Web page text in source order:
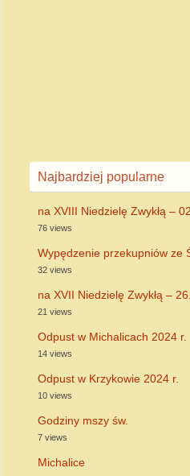
Najbardziej popularne
na XVIII Niedzielę Zwykłą –
76 views
Wypędzenie przekupniów ze
32 views
na XVII Niedzielę Zwykłą –
21 views
Odpust w Michalicach 2024 r.
14 views
Odpust w Krzykowie 2024 r.
10 views
Godziny mszy św.
7 views
Michalice